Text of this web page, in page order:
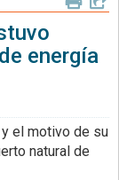
energía
el motivo de su
natural de